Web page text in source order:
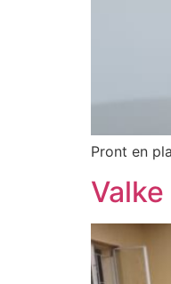
Pront en